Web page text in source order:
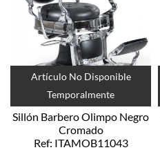
Artículo No Disponible
Temporalmente
Sillón Barbero Olimpo Negro
Cromado
Ref: ITAMOB11043